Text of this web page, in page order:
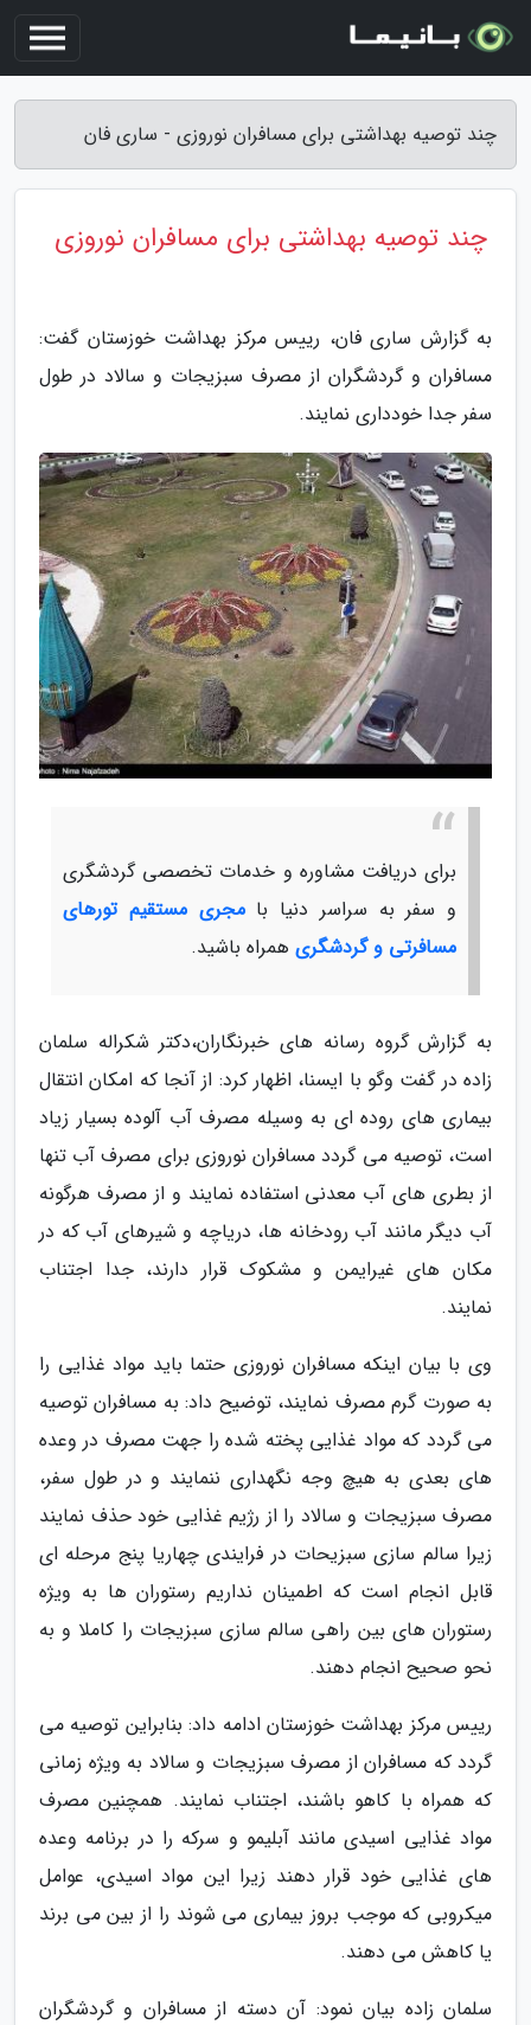
چند توصیه بهداشتی برای مسافران نوروزی - ساری فان
چند توصیه بهداشتی برای مسافران نوروزی
به گزارش ساری فان، رییس مرکز بهداشت خوزستان گفت:
مسافران و گردشگران از مصرف سبزیجات و سالاد در طول
سفر جدا خودداری نمایند.
برای دریافت مشاوره و خدمات تخصصی گردشگری
و سفر به سراسر دنیا بامجری مستقیم تورهای
مسافرتی و گردشگری همراه باشید.
به گزارش گروه رسانه های خبرنگاران،دکتر شکراله سلمان
زاده در گفت وگو با ایسنا، اظهار کرد: از آنجا که امکان انتقال
بیماری های روده ای به وسیله مصرف آب آلوده بسیار زیاد
است، توصیه می گردد مسافران نوروزی برای مصرف آب تنها
از بطری های آب معدنی استفاده نمایند و از مصرف هرگونه
آب دیگر مانند آب رودخانه ها، دریاچه و شیرهای آب که در
مکان های غیرایمن و مشکوک قرار دارند، جدا اجتناب
نمایند.
وی با بیان اینکه مسافران نوروزی حتما باید مواد غذایی را
به صورت گرم مصرف نمایند، توضیح داد: به مسافران توصیه
می گردد که مواد غذایی پخته شده را جهت مصرف در وعده
های بعدی به هیچ وجه نگهداری ننمایند و در طول سفر،
مصرف سبزیجات و سالاد را از رژیم غذایی خود حذف نمایند
زیرا سالم سازی سبزیحات در فرایندی چهاریا پنج مرحله ای
قابل انجام است که اطمینان نداریم رستوران ها به ویژه
رستوران های بین راهی سالم سازی سبزیجات را کاملا و به
نحو صحیح انجام دهند.
رییس مرکز بهداشت خوزستان ادامه داد: بنابراین توصیه می
گردد که مسافران از مصرف سبزیجات و سالاد به ویژه زمانی
که همراه با کاهو باشند، اجتناب نمایند. همچنین مصرف
مواد غذایی اسیدی مانند آبلیمو و سرکه را در برنامه وعده
های غذایی خود قرار دهند زیرا این مواد اسیدی، عوامل
میکروبی که موجب بروز بیماری می شوند را از بین می برند
یا کاهش می دهند.
سلمان زاده بیان نمود: آن دسته از مسافران و گردشگران